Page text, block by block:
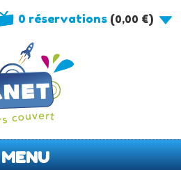
0 réservations(0,00 €)
MENU